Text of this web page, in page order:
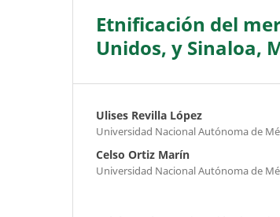
Etnificación del
Unidos, y Sinaloa,
Ulises Revilla López
Universidad Nacional Autónoma de
Celso Ortiz Marín
Universidad Nacional Autónoma de